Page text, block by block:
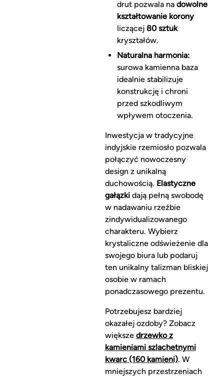
drut pozwala na dowolne
kształtowanie korony
liczącej 80 sztuk
kryształów.
Naturalna harmonia:
surowa kamienna baza
idealnie stabilizuje
konstrukcję i chroni
przed szkodliwym
wpływem otoczenia.
Inwestycja w tradycyjne
indyjskie rzemiosło pozwala
połączyć nowoczesny
design z unikalną
duchowością. Elastyczne
gałązkidają pełną swobodę
w nadawaniu rzeźbie
zindywidualizowanego
charakteru. Wybierz
krystaliczne odświeżenie dla
swojego biura lub podaruj
ten unikalny talizman bliskiej
osobie w ramach
ponadczasowego prezentu.
Potrzebujesz bardziej
okazałej ozdoby? Zobacz
większe drzewko z
kamieniami szlachetnymi
kwarc (160 kamieni). W
mniejszych przestrzeniach